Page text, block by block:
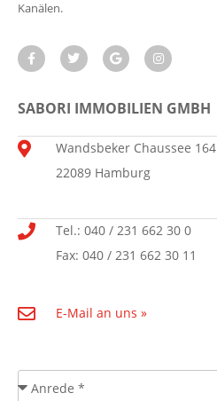
Kanälen.
SABORI IMMOBILIEN GMBH
Wandsbeker Chaussee 164
22089 Hamburg
Tel.: 040 / 231 662 30 0
Fax: 040 / 231 662 30 11
E-Mail an uns »